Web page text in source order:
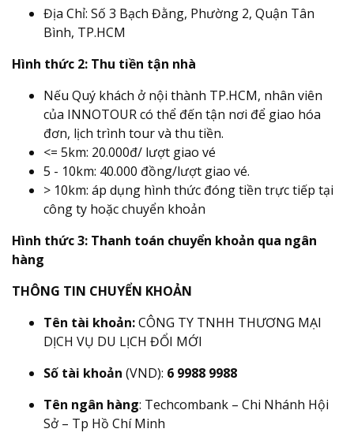
Địa Chỉ: Số 3 Bạch Đằng, Phường 2, Quận Tân
Bình, TP.HCM
Hình thức 2: Thu tiền tận nhà
Nếu Quý khách ở nội thành TP.HCM, nhân viên
của INNOTOUR có thể đến tận nơi để giao hóa
đơn, lịch trình tour và thu tiền.
<= 5km: 20.000đ/ lượt giao vé
5 - 10km: 40.000 đồng/lượt giao vé.
> 10km: áp dụng hình thức đóng tiền trực tiếp tại
công ty hoặc chuyển khoản
Hình thức 3: Thanh toán chuyển khoản qua ngân
hàng
THÔNG TIN CHUYỂN KHOẢN
Tên tài khoản:CÔNG TY TNHH THƯƠNG MẠI
DỊCH VỤ DU LỊCH ĐỔI MỚI
Số tài khoản (VND): 6 9988 9988
Tên ngân hàng: Techcombank – Chi Nhánh Hội
Sở – Tp Hồ Chí Minh